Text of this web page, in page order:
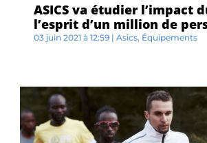
ASICS va étudier l’impact
l’esprit d’un million de
03 juin 2021 à 12:59 | Asics, Équipements